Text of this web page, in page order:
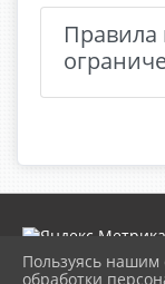
Правила
Пользуясь нашим
обработки